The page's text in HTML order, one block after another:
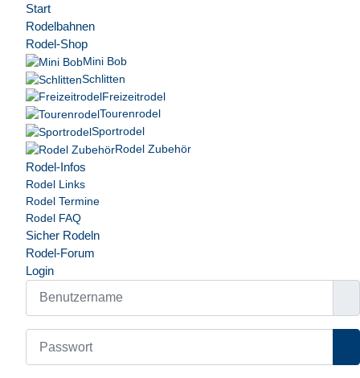
Start
Rodelbahnen
Rodel-Shop
Mini Bob
Schlitten
Freizeitrodel
Tourenrodel
Sportrodel
Rodel Zubehör
Rodel-Infos
Rodel Links
Rodel Termine
Rodel FAQ
Sicher Rodeln
Rodel-Forum
Login